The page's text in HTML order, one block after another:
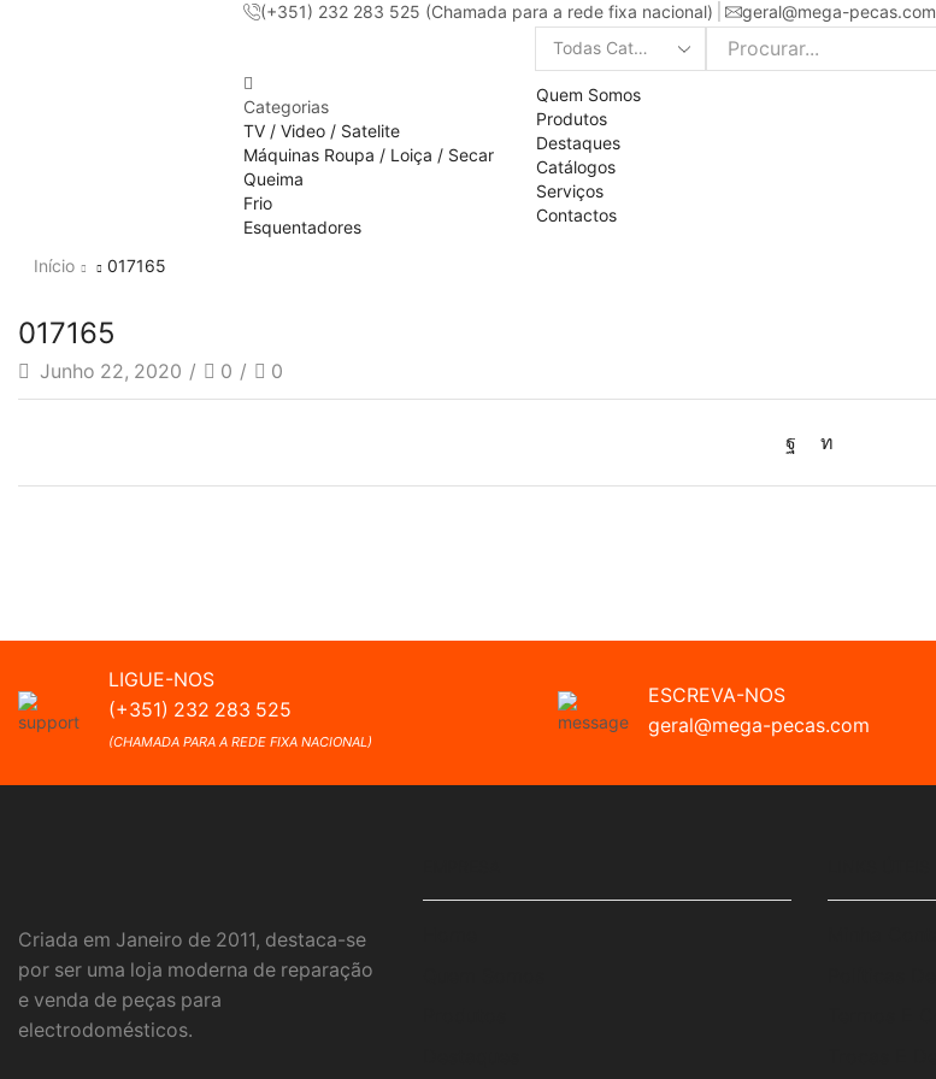
(+351) 232 283 525 (Chamada para a rede fixa nacional) geral@mega-pecas.com
Search
Categorias
TV / Video / Satelite
Máquinas Roupa / Loiça / Secar
Queima
Frio
Esquentadores
Quem Somos
Produtos
Destaques
Catálogos
Serviços
Contactos
Início 017165
017165
Junho 22, 2020 / 0 / 0
LIGUE-NOS
(+351) 232 283 525
(CHAMADA PARA A REDE FIXA NACIONAL)
ESCREVA-NOS
geral@mega-pecas.com
Criada em Janeiro de 2011, destaca-se
por ser uma loja moderna de reparação
e venda de peças para
electrodomésticos.